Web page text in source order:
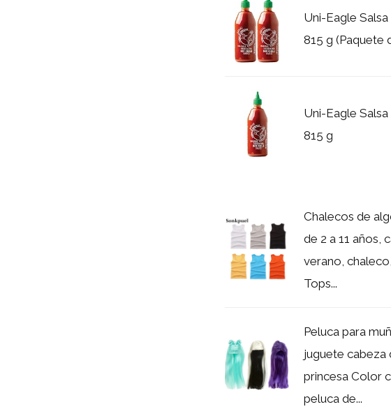
Uni-Eagle
815 g (Paquete
Uni-Eagle
815 g
Chalecos de
de 2 a 11 años,
verano,
Tops...
Peluca para
juguete cabeza
princesa Color
peluca de...